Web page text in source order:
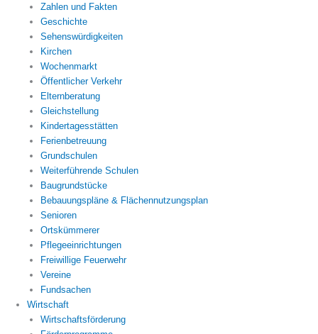
Zahlen und Fakten
Geschichte
Sehenswürdigkeiten
Kirchen
Wochenmarkt
Öffentlicher Verkehr
Elternberatung
Gleichstellung
Kindertagesstätten
Ferienbetreuung
Grundschulen
Weiterführende Schulen
Baugrundstücke
Bebauungspläne & Flächennutzungsplan
Senioren
Ortskümmerer
Pflegeeinrichtungen
Freiwillige Feuerwehr
Vereine
Fundsachen
Wirtschaft
Wirtschaftsförderung